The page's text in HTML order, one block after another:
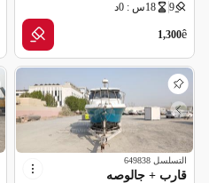
9 18س : 0د
ê
1,300
التسلسل 649838
قارب + جالوصه